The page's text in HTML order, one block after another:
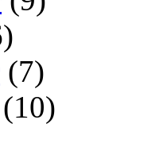
(7)
(10)